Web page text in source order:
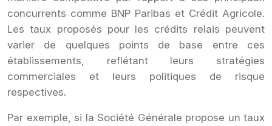
concurrents comme BNP Paribas et Crédit Agricole.
Les taux proposés pour les crédits relais peuvent
varier de quelques points de base entre ces
établissements, reflétant leurs stratégies
commerciales et leurs politiques de risque
respectives.
Par exemple, si la Société Générale propose un taux